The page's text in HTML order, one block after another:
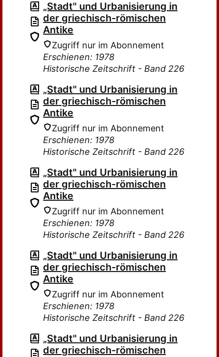
„Stadt" und Urbanisierung in
der griechisch-römischen
Antike
Zugriff nur im Abonnement
Erschienen: 1978
Historische Zeitschrift - Band 226
„Stadt" und Urbanisierung in
der griechisch-römischen
Antike
Zugriff nur im Abonnement
Erschienen: 1978
Historische Zeitschrift - Band 226
„Stadt" und Urbanisierung in
der griechisch-römischen
Antike
Zugriff nur im Abonnement
Erschienen: 1978
Historische Zeitschrift - Band 226
„Stadt" und Urbanisierung in
der griechisch-römischen
Antike
Zugriff nur im Abonnement
Erschienen: 1978
Historische Zeitschrift - Band 226
„Stadt" und Urbanisierung in
der griechisch-römischen